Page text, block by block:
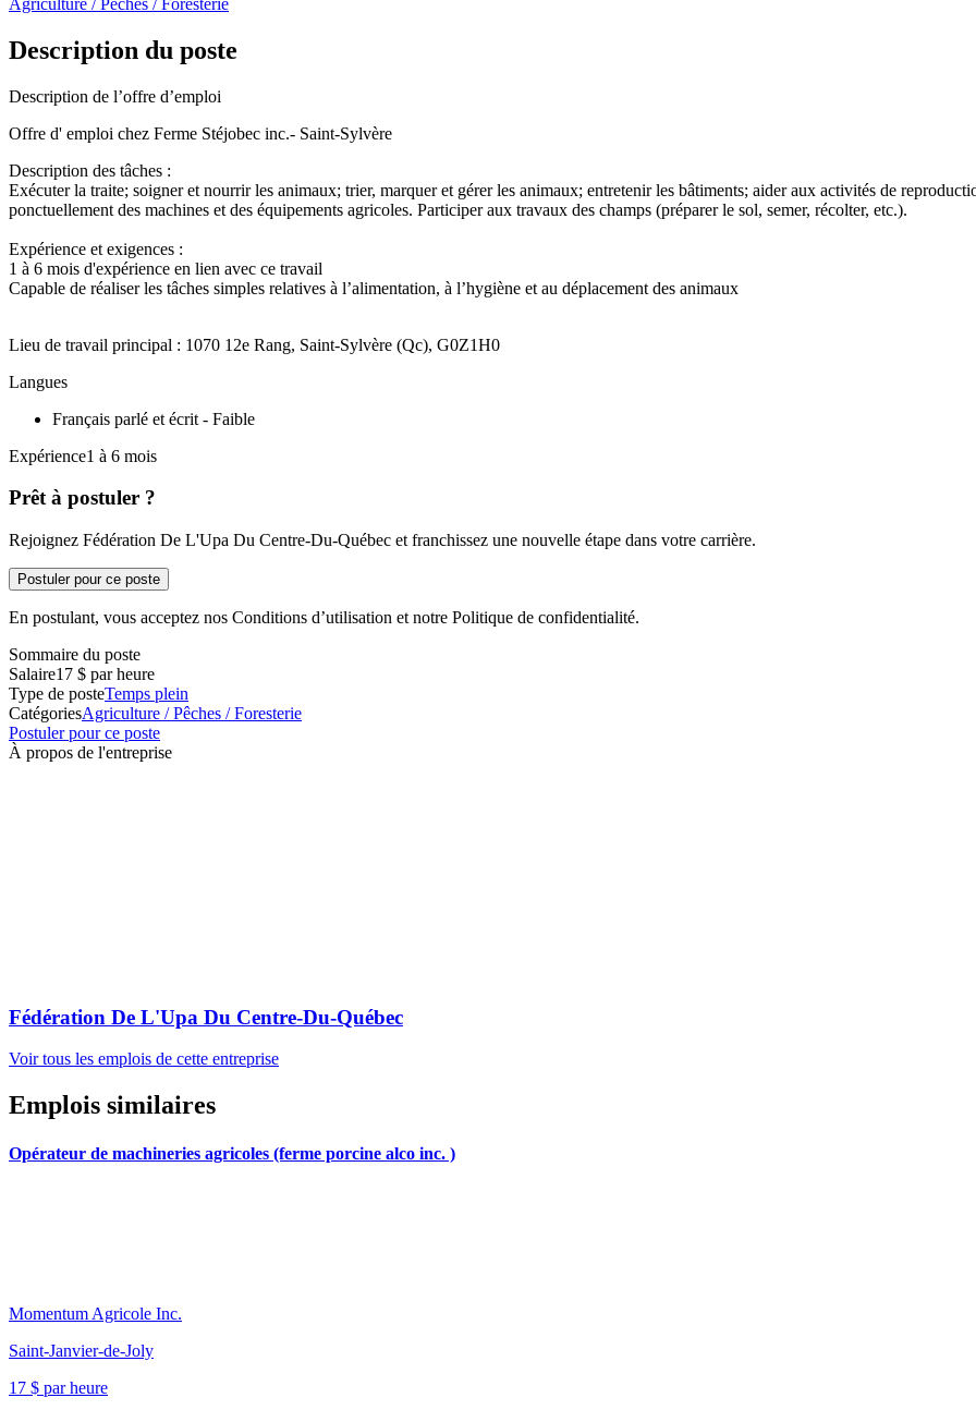
Description du poste
Description de l’offre d’emploi
Offre d' emploi chez Ferme Stéjobec inc.- Saint-Sylvère
Description des tâches :
Exécuter la traite; soigner et nourrir les animaux; trier, marquer et gérer les animaux; entretenir les bâtiments; aider aux activités de
ponctuellement des machines et des équipements agricoles. Participer aux travaux des champs (préparer le sol, semer, récolter,
Expérience et exigences :
1 à 6 mois d'expérience en lien avec ce travail
Capable de réaliser les tâches simples relatives à l’alimentation, à l’hygiène et au déplacement des animaux
Lieu de travail principal : 1070 12e Rang, Saint-Sylvère (Qc), G0Z1H0
Langues
Français parlé et écrit - Faible
Expérience1 à 6 mois
Prêt à postuler ?
Rejoignez Fédération De L'Upa Du Centre-Du-Québec et franchissez une nouvelle étape dans votre carrière.
Postuler pour ce poste
En postulant, vous acceptez nos Conditions d’utilisation et notre Politique de confidentialité.
Sommaire du poste
Salaire17 $ par heure
Type de posteTemps plein
CatégoriesAgriculture / Pêches / Foresterie
Postuler pour ce poste
À propos de l'entreprise
Fédération De L'Upa Du Centre-Du-Québec
Voir tous les emplois de cette entreprise
Emplois similaires
Opérateur de machineries agricoles (ferme porcine alco inc. )
Momentum Agricole Inc.
Saint-Janvier-de-Joly
17 $ par heure